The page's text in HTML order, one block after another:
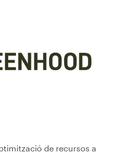
de recursos a